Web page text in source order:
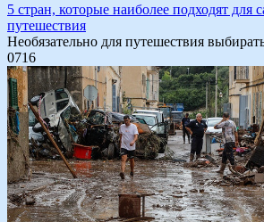
5 стран, которые наиболее подходят для
путешествия
Необязательно для путешествия
0716